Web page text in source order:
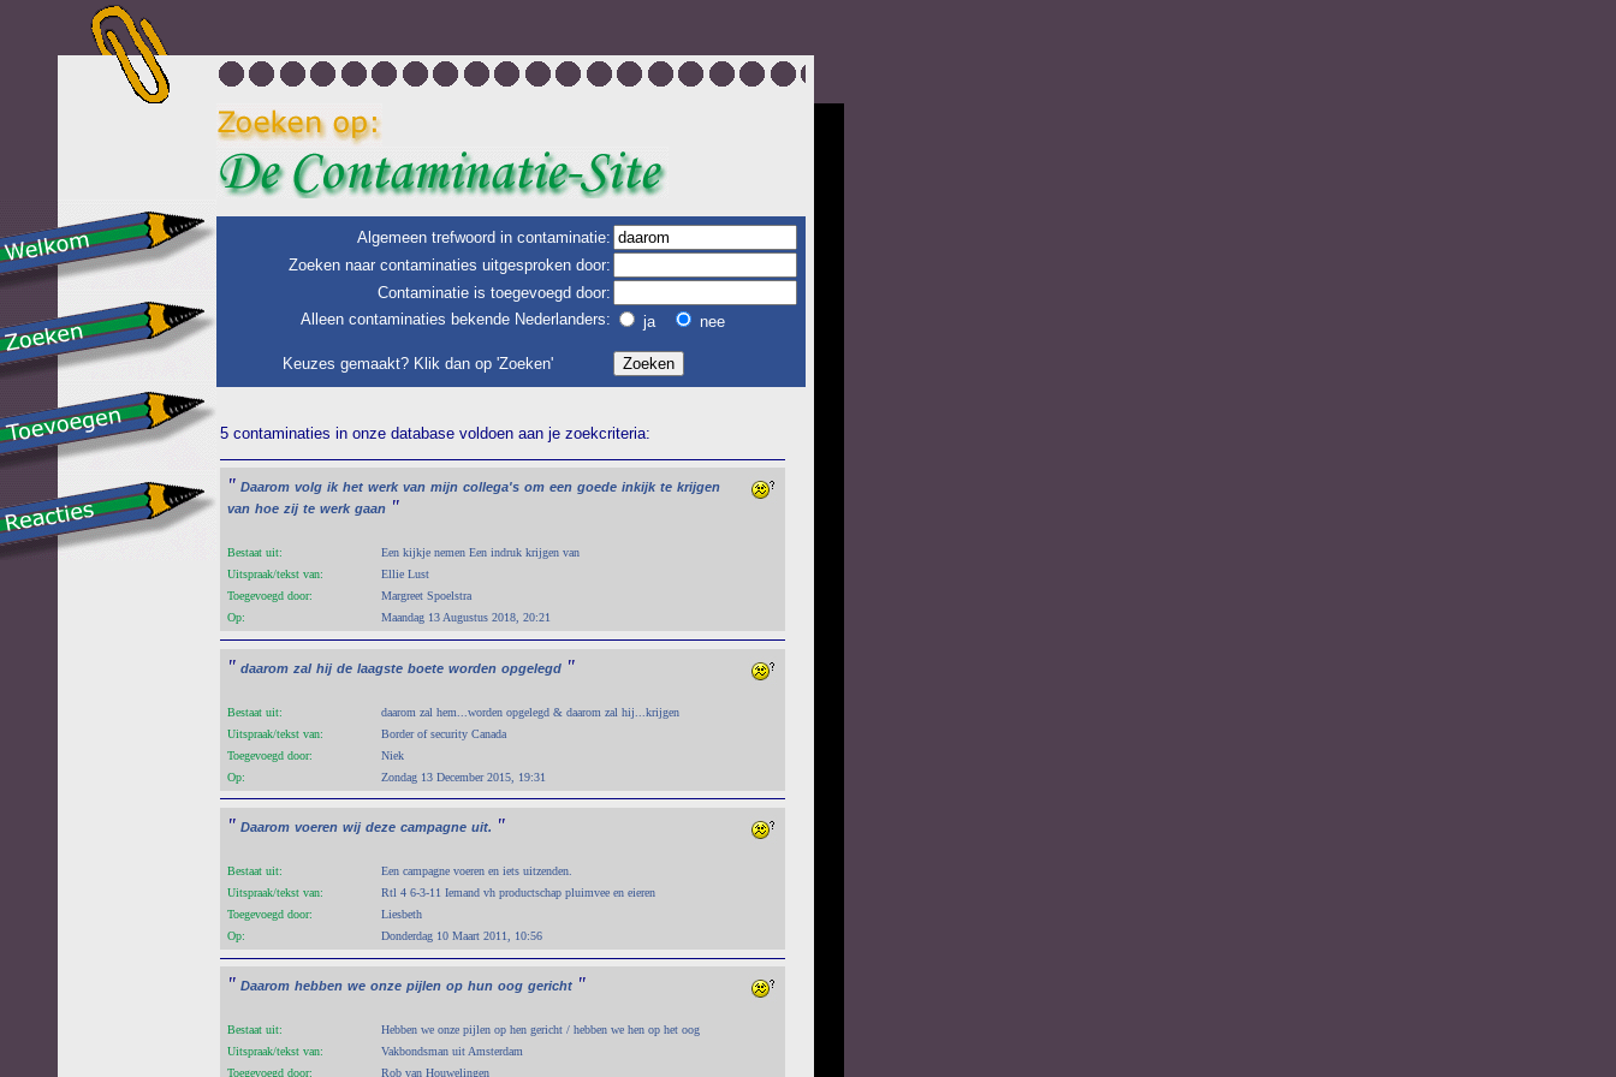
Algemeen trefwoord in contaminatie:
Zoeken naar contaminaties uitgesproken door:
Contaminatie is toegevoegd door:
Alleen contaminaties bekende Nederlanders:
ja nee
Keuzes gemaakt? Klik dan op 'Zoeken'
5 contaminaties in onze database voldoen aan je zoekcriteria:
" Daarom volg ik het werk van mijn collega's om een goede inkijk te krijgen
van hoe zij te werk gaan "
Bestaat uit:
Een kijkje nemen Een indruk krijgen van
Uitspraak/tekst van:
Ellie Lust
Toegevoegd door:
Margreet Spoelstra
Op:
Maandag 13 Augustus 2018, 20:21
" daarom zal hij de laagste boete worden opgelegd "
Bestaat uit:
daarom zal hem...worden opgelegd & daarom zal hij...krijgen
Uitspraak/tekst van:
Border of security Canada
Toegevoegd door:
Niek
Op:
Zondag 13 December 2015, 19:31
" Daarom voeren wij deze campagne uit. "
Bestaat uit:
Een campagne voeren en iets uitzenden.
Uitspraak/tekst van:
Rtl 4 6-3-11 Iemand vh productschap pluimvee en eieren
Toegevoegd door:
Liesbeth
Op:
Donderdag 10 Maart 2011, 10:56
" Daarom hebben we onze pijlen op hun oog gericht "
Bestaat uit:
Hebben we onze pijlen op hen gericht / hebben we hen op het oog
Uitspraak/tekst van:
Vakbondsman uit Amsterdam
Toegevoegd door:
Rob van Houwelingen